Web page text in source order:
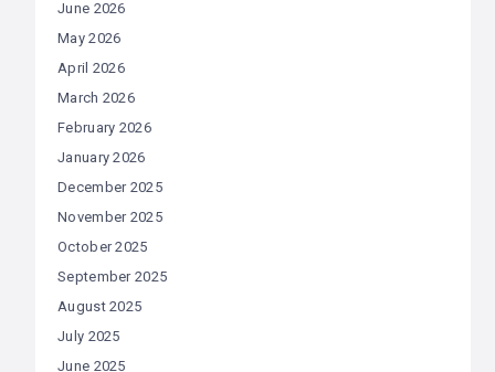
June 2026
May 2026
April 2026
March 2026
February 2026
January 2026
December 2025
November 2025
October 2025
September 2025
August 2025
July 2025
June 2025